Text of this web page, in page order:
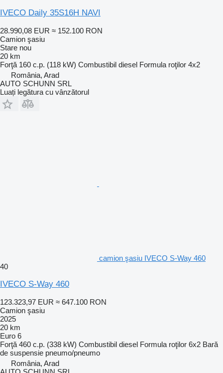
IVECO Daily 35S16H NAVI
28.990,08 EUR ≈ 152.100 RON
Camion şasiu
Stare nou
20 km
Forţă 160 c.p. (118 kW) Combustibil diesel Formula roţilor 4x2
România, Arad
AUTO SCHUNN SRL
Luați legătura cu vânzătorul
camion şasiu IVECO S-Way 460
40
IVECO S-Way 460
123.323,97 EUR ≈ 647.100 RON
Camion şasiu
2025
20 km
Euro 6
Forţă 460 c.p. (338 kW) Combustibil diesel Formula roţilor 6x2 Bară
de suspensie pneumo/pneumo
România, Arad